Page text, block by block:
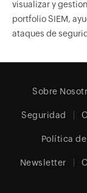
visualizar y
portfolio SIEM,
ataques de
Sobre
Seguridad
Política
Newsletter